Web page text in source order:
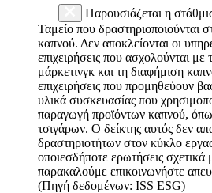
Παρουσιάζεται η
Ταμείο που δραστηριοποιούνται
καπνού. Δεν αποκλείονται οι
επιχειρήσεις που ασχολούνται με
μάρκετινγκ και τη διαφήμιση
επιχειρήσεις που προμηθεύουν
υλικά συσκευασίας που
παραγωγή προϊόντων καπνού,
τσιγάρων. Ο δείκτης αυτός δεν
δραστηριοτήτων στον κύκλο
οποιεσδήποτε ερωτήσεις σχετικά
παρακαλούμε επικοινωνήστε
(Πηγή δεδομένων: ISS ESG)